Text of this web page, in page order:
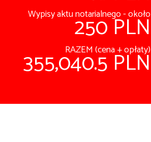
Wypisy aktu notarialnego - około
250 PLN
RAZEM (cena + opłaty)
355,040.5 PLN